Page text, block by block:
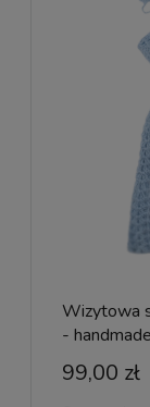
Wizytowa
- handmade
99,00 zł